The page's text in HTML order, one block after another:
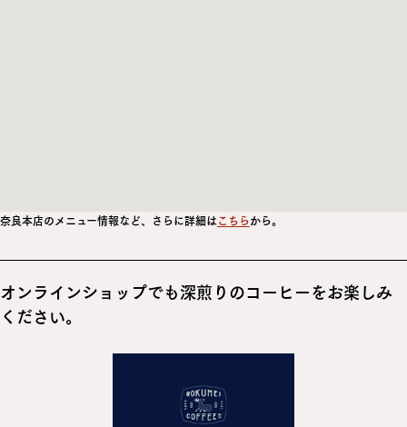
奈良本店のメニュー情報など、さらに詳細はこちらから。
オンラインショップでも深煎りのコーヒーをお楽しみ
ください。